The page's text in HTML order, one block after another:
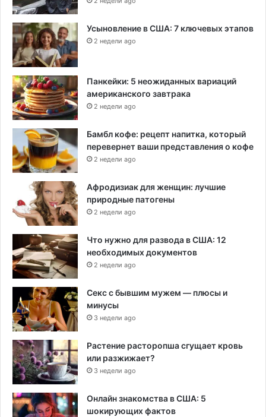
Усыновление в США: 7 ключевых этапов
2 недели ago
Панкейки: 5 неожиданных вариаций
американского завтрака
2 недели ago
Бамбл кофе: рецепт напитка, который
перевернет ваши представления о кофе
2 недели ago
Афродизиак для женщин: лучшие
природные патогены
2 недели ago
Что нужно для развода в США: 12
необходимых документов
2 недели ago
Секс с бывшим мужем — плюсы и
минусы
3 недели ago
Растение расторопша сгущает кровь
или разжижает?
3 недели ago
Онлайн знакомства в США: 5
шокирующих фактов